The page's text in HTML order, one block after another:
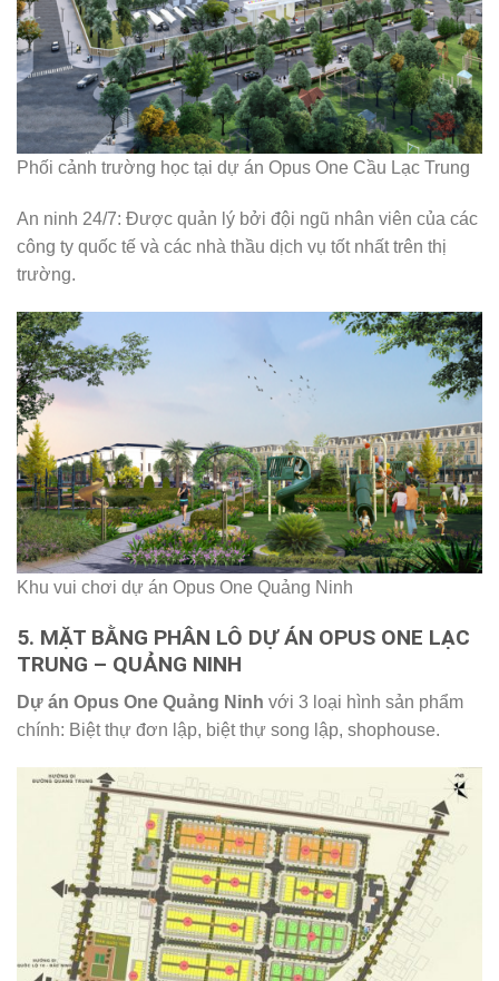
Phối cảnh trường học tại dự án Opus One Cầu Lạc Trung
An ninh 24/7: Được quản lý bởi đội ngũ nhân viên của các
công ty quốc tế và các nhà thầu dịch vụ tốt nhất trên thị
trường.
Khu vui chơi dự án Opus One Quảng Ninh
5. MẶT BẰNG PHÂN LÔ DỰ ÁN OPUS ONE LẠC
TRUNG – QUẢNG NINH
Dự án Opus One Quảng Ninh với 3 loại hình sản phẩm
chính: Biệt thự đơn lập, biệt thự song lập, shophouse.